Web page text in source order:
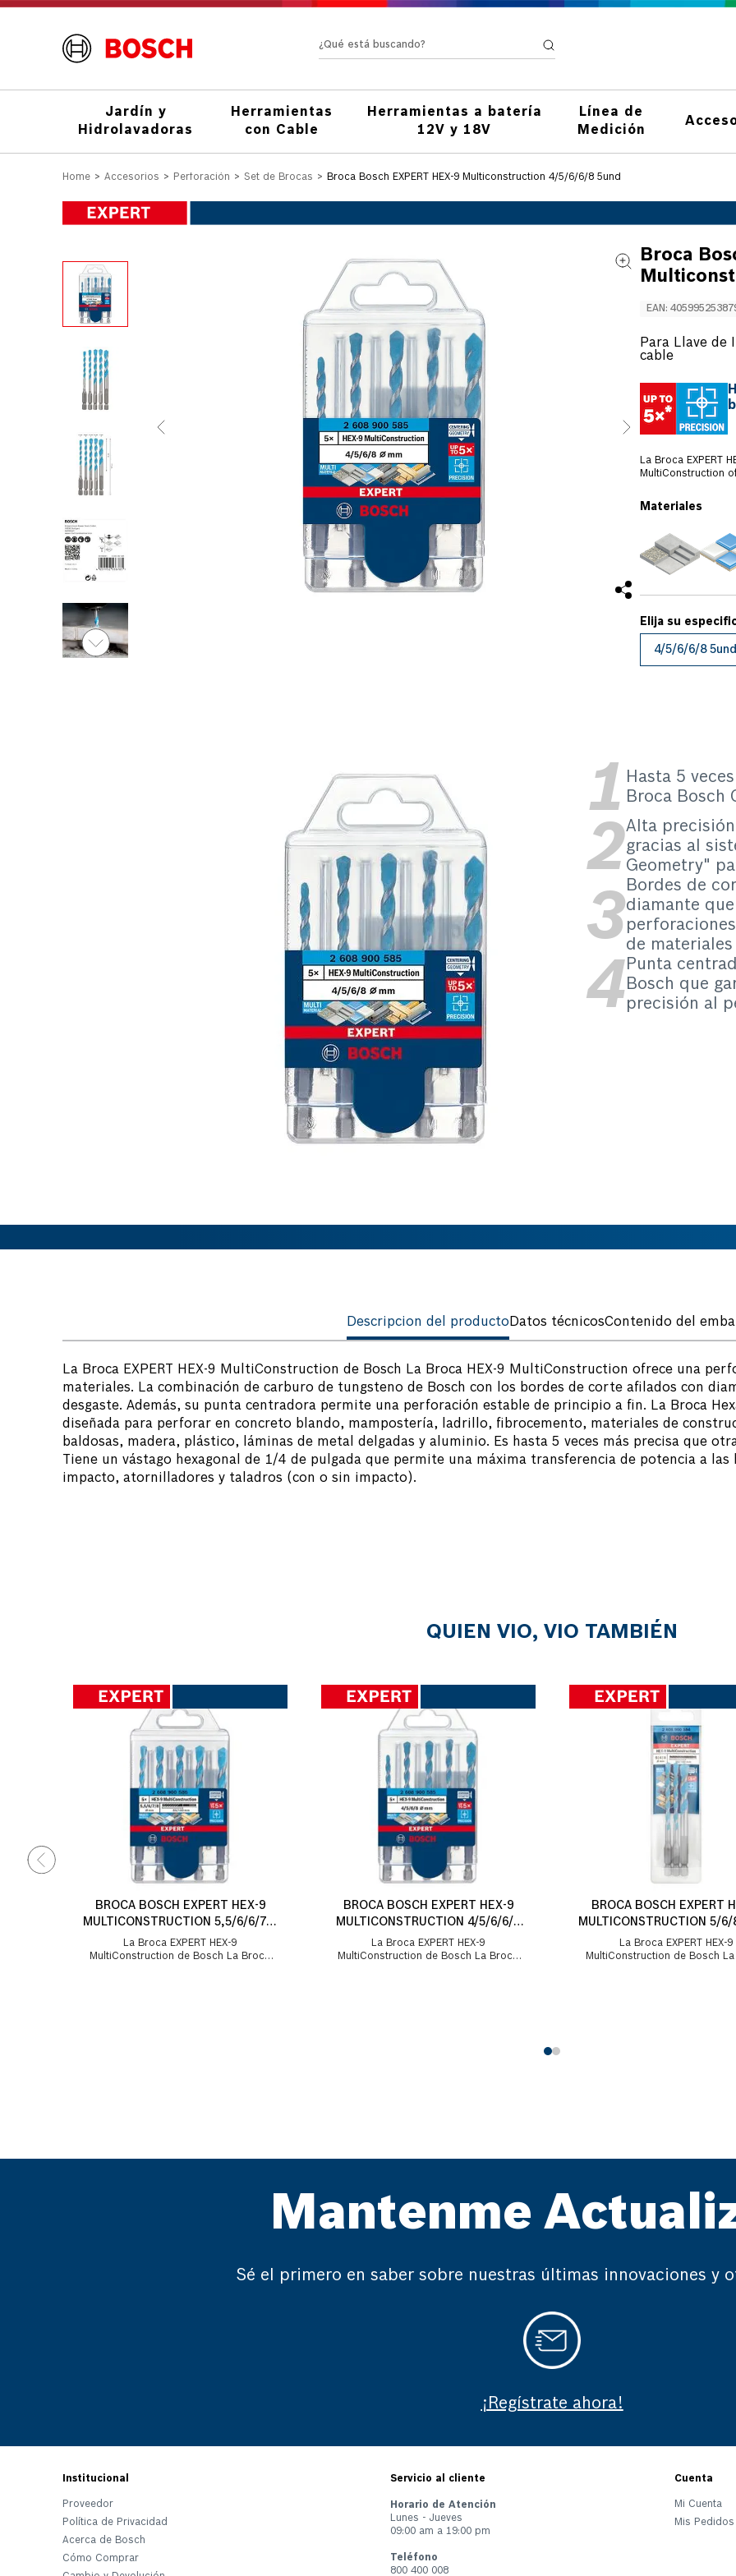
¿Qué está buscando?
Jardín y
Hidrolavadoras
Herramientas
con Cable
Herramientas a batería
12V y 18V
Línea de
Medición
Accesorios Perforación Set de Brocas Broca Bosch EXPERT HEX-9 Multiconstruction 4/5/6/6/8 5und
Broca
EAN :
Para Llave de
cable
La Broca EXPERT HEX-9
MultiConstruction
corte afilados con
Además, su punta
en concreto
construcción
plástico, láminas
(con o sin
Materiales
4/5/6/6/8 5und
Hasta 5
Broca Bosch
Alta
gracias al
Geometry"
Bordes de
diamante
de materiales
Punta
Bosch que
precisión al
Descripcion del producto Datos técnicosContenido del
La Broca EXPERT HEX-9 MultiConstruction de Bosch La Broca HEX-9 MultiConstruction ofrece una
materiales. La combinación de carburo de tungsteno de Bosch con los bordes de corte afilados con
desgaste. Además, su punta centradora permite una perforación estable de principio a fin. La Broca
diseñada para perforar en concreto blando, mampostería, ladrillo, fibrocemento, materiales de
baldosas, madera, plástico, láminas de metal delgadas y aluminio. Es hasta 5 veces más precisa que
Tiene un vástago hexagonal de 1/4 de pulgada que permite una máxima transferencia de potencia a
impacto, atornilladores y taladros (con o sin impacto).
QUIEN VIO, VIO TAMBIÉN
BROCA BOSCH EXPERT HEX-9
MULTICONSTRUCTION 5,5/6/6/7/8
5UND
La Broca EXPERT HEX-9
MultiConstruction de Bosch La Broca
BROCA BOSCH EXPERT HEX-9
MULTICONSTRUCTION 4/5/6/6/8
5UND
La Broca EXPERT HEX-9
MultiConstruction de Bosch La Broca
BROCA BOSCH EXPERT
MULTICONSTRUCTION 5/6/
La Broca EXPERT HEX-9
MultiConstruction de Bosch La Broca
Mantenme
Sé el primero en saber sobre nuestras últimas innovaciones y
¡Regístrate ahora!
Institucional
Proveedor
Política de Privacidad
Acerca de Bosch
Cómo Comprar
Servicio al cliente
Horario de Atención
Lunes - Jueves
09:00 am a 19:00 pm
Teléfono
800 400 008
Cuenta
Mi Cuenta
Mis Pedidos